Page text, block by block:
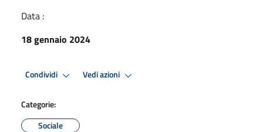
Data :
18 gennaio 2024
Condividi Vedi azioni
Categorie:
Sociale